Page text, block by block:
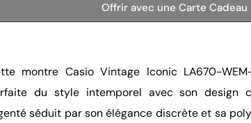
Offrir avec une Carte Cadeau
montre Casio Vintage Iconic LA670-
du style intemporel avec son design
séduit par son élégance discrète et sa